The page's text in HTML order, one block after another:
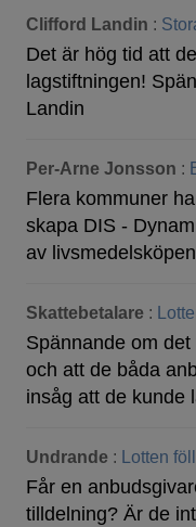
Clifford Landin :
Det är hög tid att
lagstiftningen!
Landin
Per-Arne Jonsson :
Flera kommuner
skapa DIS -
av
Skattebetalare :
Spännande om
och att de båda
insåg att de kunde
Undrande : Lotten
Får en
tilldelning? Är de